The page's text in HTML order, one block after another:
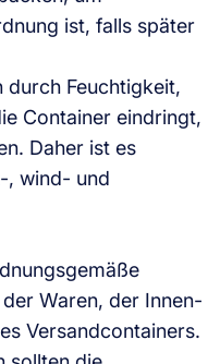
ist, falls später
durch Feuchtigkeit,
Container eindringt,
Daher ist es
, wind- und
Waren, der Innen-
Versandcontainers.